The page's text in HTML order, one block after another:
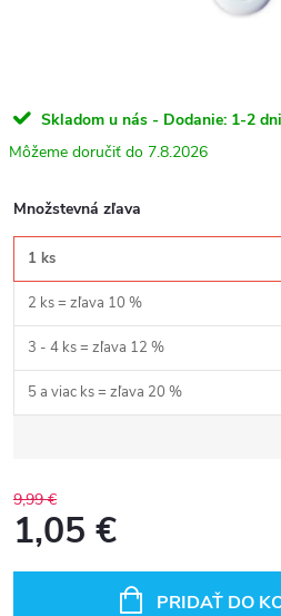
Skladom u nás - Dodanie: 1-2 dni
7.8.2026
Množstevná zľava
1 ks
2 ks = zľava 10 %
3 - 4 ks = zľava 12 %
5 a viac ks = zľava 20 %
9,99 €
1,05 €
PRIDAŤ DO